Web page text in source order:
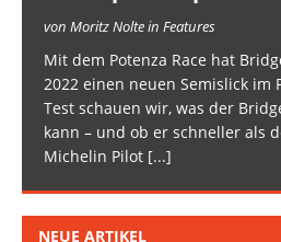
von Moritz Nolte in Features
Mit dem Potenza Race hat
2022 einen neuen Semislick im
Test schauen wir, was der
kann – und ob er schneller als
Michelin Pilot [...]
NEUE ARTIKEL